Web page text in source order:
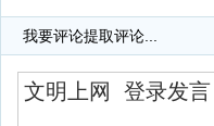
我要评论提取评论...